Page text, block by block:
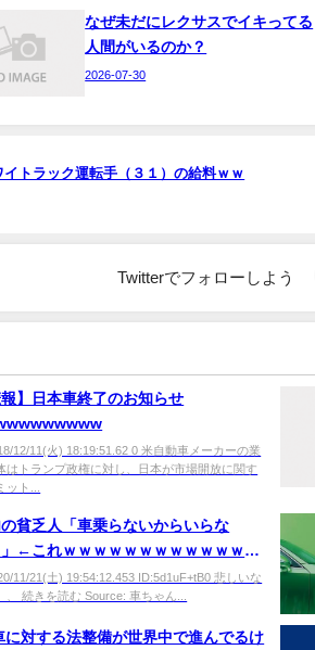
なぜ未だにレクサスでイキってる
人間がいるのか？
2026-07-30
イトラック運転手（３１）の給料ｗｗ
Twitterでフォローしよう
報】日本車終了のお知らせ
12/11(火) 18:19:51.62 0 米自動車メーカーの業
はトランプ政権に対し、日本が市場開放に関す
ット...
貧乏人「車乗らないからいらな
←これｗｗｗｗｗｗｗｗｗｗｗｗｗ
11/21(土) 19:54:12.453 ID:5d1uF+tB0 悲しいな
、 続きを読む Source: 車ちゃん...
に対する法整備が世界中で進んでるけ